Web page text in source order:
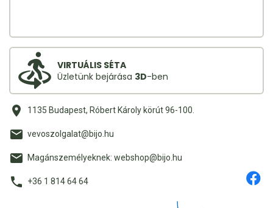
VIRTUÁLIS SÉTA
Üzletünk bejárása 3D-ben
1135 Budapest, Róbert Károly körút 96-100.
vevoszolgalat@bijo.hu
Magánszemélyeknek: webshop@bijo.hu
+36 1 814 64 64